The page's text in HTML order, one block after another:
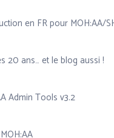
en FR pour MOH:AA/
20 ans… et le blog aussi !
Admin Tools v3.2